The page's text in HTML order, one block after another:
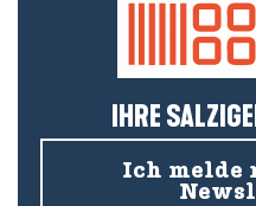
IHRE
Ich melde